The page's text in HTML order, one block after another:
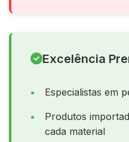
Excelência
Especialistas em
Produtos
cada material